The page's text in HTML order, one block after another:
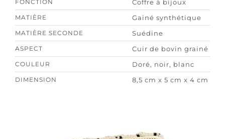
FONCTION Coffre à bijoux
MATIÈRE Gainé synthétique
MATIÈRE SECONDE Suédine
ASPECT Cuir de bovin grainé
COULEUR Doré, noir, blanc
DIMENSION 8,5 cm x 5 cm x 4 cm